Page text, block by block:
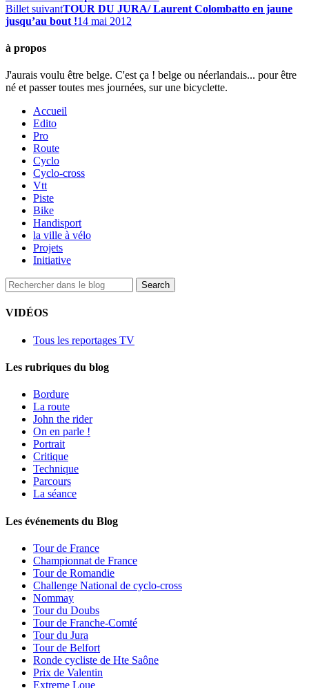
Billet suivantTOUR DU JURA/ Laurent Colombatto en jaune
jusqu’au bout !14 mai 2012
à propos
J'aurais voulu être belge. C'est ça ! belge ou néerlandais... pour être
né et passer toutes mes journées, sur une bicyclette.
Accueil
Edito
Pro
Route
Cyclo
Cyclo-cross
Vtt
Piste
Bike
Handisport
la ville à vélo
Projets
Initiative
VIDÉOS
Tous les reportages TV
Les rubriques du blog
Bordure
La route
John the rider
On en parle !
Portrait
Critique
Technique
Parcours
La séance
Les événements du Blog
Tour de France
Championnat de France
Tour de Romandie
Challenge National de cyclo-cross
Nommay
Tour du Doubs
Tour de Franche-Comté
Tour du Jura
Tour de Belfort
Ronde cycliste de Hte Saône
Prix de Valentin
Extreme Loue